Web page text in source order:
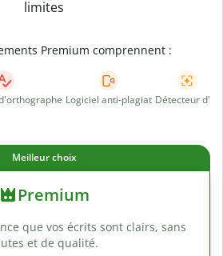
limites
Premium comprennent :
Logiciel anti-plagiat Détecteur d'IA
Meilleur choix
Premium
que vos écrits sont clairs, sans
et de qualité.